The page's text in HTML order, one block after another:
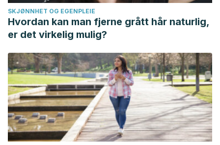
SKJØNNHET OG EGENPLEIE
Hvordan kan man fjerne grått hår naturlig,
er det virkelig mulig?